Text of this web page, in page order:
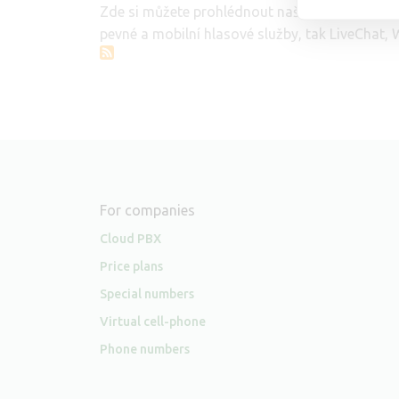
Zde si můžete prohlédnout naše
pevné a mobilní hlasové služby, tak LiveChat,
For companies
Cloud PBX
Price plans
Special numbers
Virtual cell-phone
Phone numbers